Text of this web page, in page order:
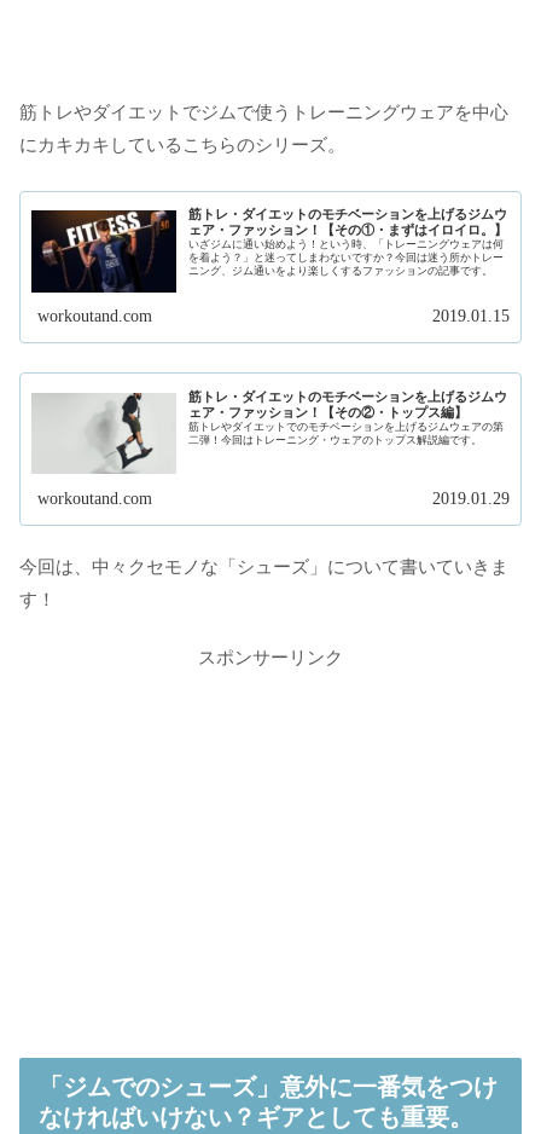
筋トレやダイエットでジムで使うトレーニングウェアを中心
にカキカキしているこちらのシリーズ。
筋トレ・ダイエットのモチベーションを上げるジムウ
ェア・ファッション！【その①・まずはイロイロ。】
いざジムに通い始めよう！という時、「トレーニングウェアは何
を着よう？」と迷ってしまわないですか？今回は迷う所かトレー
ニング、ジム通いをより楽しくするファッションの記事です。
workoutand.com 2019.01.15
筋トレ・ダイエットのモチベーションを上げるジムウ
ェア・ファッション！【その②・トップス編】
筋トレやダイエットでのモチベーションを上げるジムウェアの第
二弾！今回はトレーニング・ウェアのトップス解説編です。
workoutand.com 2019.01.29
今回は、中々クセモノな「シューズ」について書いていきま
す！
スポンサーリンク
「ジムでのシューズ」意外に一番気をつけ
なければいけない？ギアとしても重要。